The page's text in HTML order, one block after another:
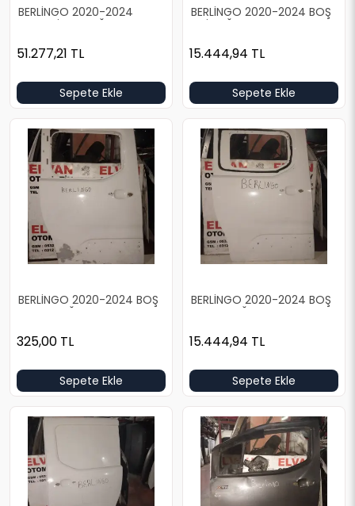
BERLİNGO 2020-2024
DOLU SİYAH SAĞ ARKA KAPI
51.277,21 TL
Sepete Ekle
BERLİNGO 2020-2024 BOŞ
GRİ SAĞ ARKA KAPI
15.444,94 TL
Sepete Ekle
BERLİNGO 2020-2024 BOŞ
BEYAZ SAĞ ARKA KAPI
325,00 TL
Sepete Ekle
BERLİNGO 2020-2024 BOŞ
BEYAZ SAĞ ARKA KAPI
15.444,94 TL
Sepete Ekle